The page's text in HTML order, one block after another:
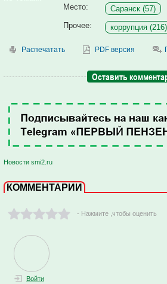
Место:
Саранск (57)
Прочее:
коррупция (216)
Распечатать PDF версия
Оставить
Новости smi2.ru
КОММЕНТАРИИ
- Нажмите ,чтобы оценить
Войти